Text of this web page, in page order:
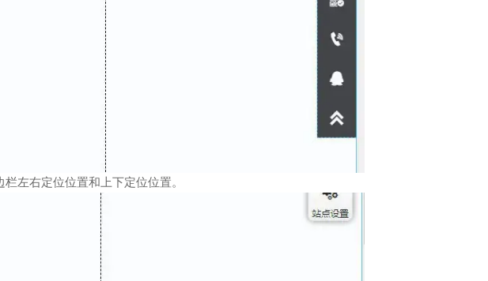
左右定位位置和上下定位位置。